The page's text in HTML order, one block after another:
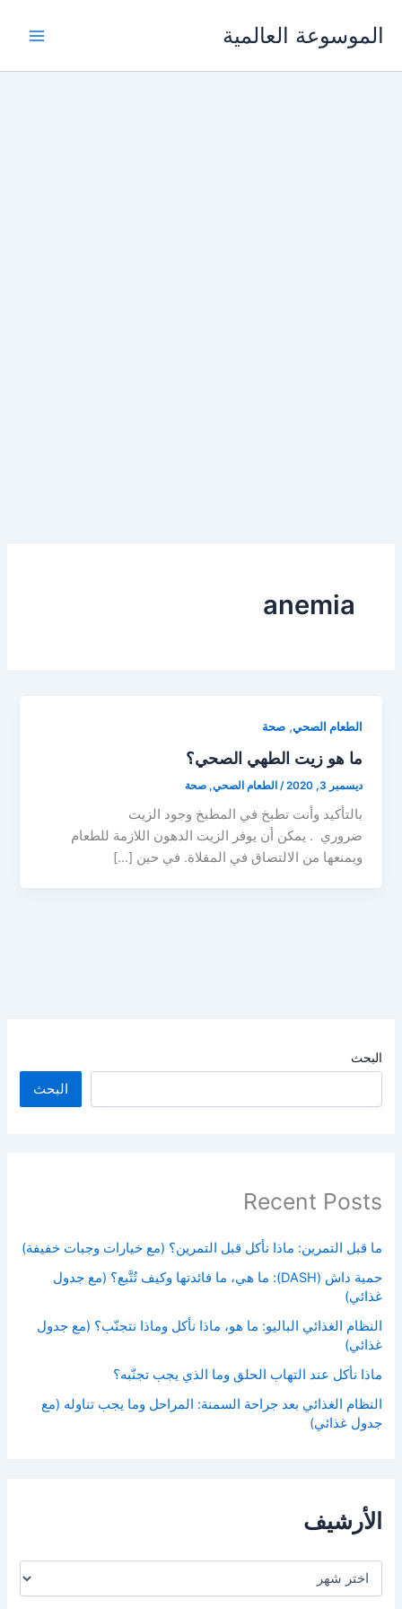
الموسوعة العالمية
البحث
البحث
Recent Posts
ما قبل التمرين: ماذا نأكل قبل التمرين؟ (مع خيارات وجبات خفيفة)
حمية داش (DASH): ما هي، ما فائدتها وكيف تُتَّبع؟ (مع جدول
غذائي)
النظام الغذائي الباليو: ما هو، ماذا نأكل وماذا نتجنّب؟ (مع جدول
غذائي)
ماذا نأكل عند التهاب الحلق وما الذي يجب تجنّبه؟
النظام الغذائي بعد جراحة السمنة: المراحل وما يجب تناوله (مع
جدول غذائي)
الأرشيف
anemia
الطعام الصحي,صحة
ما هو زيت الطهي الصحي؟
ديسمبر 3, 2020 /الطعام الصحي,صحة
بالتأكيد وأنت تطبخ في المطبخ وجود الزيت
ضروري . يمكن أن يوفر الزيت الدهون اللازمة للطعام
ويمنعها من الالتصاق في المقلاة. في حين […]